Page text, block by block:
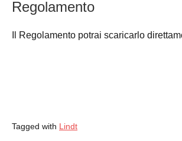
Regolamento
Il Regolamento potrai scaricarlo
Tagged with Lindt